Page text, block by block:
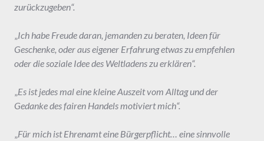
zurückzugeben“.
„Ich habe Freude daran, jemanden zu beraten, Ideen für
Geschenke, oder aus eigener Erfahrung etwas zu empfehlen
oder die soziale Idee des Weltladens zu erklären“.
„Es ist jedes mal eine kleine Auszeit vom Alltag und der
Gedanke des fairen Handels motiviert mich“.
„Für mich ist Ehrenamt eine Bürgerpflicht… eine sinnvolle